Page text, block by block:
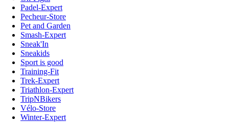
Padel-Expert
Pecheur-Store
Pet and Garden
Smash-Expert
Sneak'In
Sneakids
Sport is good
Training-Fit
Trek-Expert
Triathlon-Expert
TripNBikers
Vélo-Store
Winter-Expert